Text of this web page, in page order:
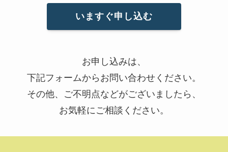
いますぐ申し込む
お申し込みは、
下記フォームからお問い合わせください。
その他、ご不明点などがございましたら、
お気軽にご相談ください。